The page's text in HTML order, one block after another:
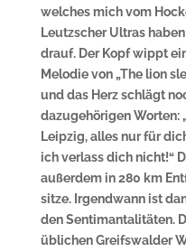
welches mich vom
Leutzscher Ultras
drauf. Der Kopf wippt
Melodie von „The lion
und das Herz schlägt
dazugehörigen Worten:
Leipzig, alles nur für
ich verlass dich nicht!“
außerdem in 280 km
sitze. Irgendwann ist
den Sentimantalitäten.
üblichen Greifswalder